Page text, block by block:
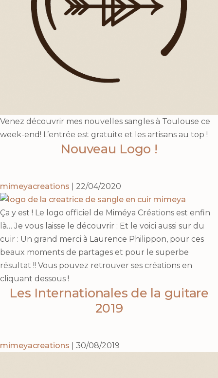
Venez découvrir mes nouvelles sangles à Toulouse ce
week-end! L’entrée est gratuite et les artisans au top !
Nouveau Logo !
mimeyacreations 22/04/2020
Ça y est ! Le logo officiel de Miméya Créations est enfin
là… Je vous laisse le découvrir : Et le voici aussi sur du
cuir : Un grand merci à Laurence Philippon, pour ces
beaux moments de partages et pour le superbe
résultat !! Vous pouvez retrouver ses créations en
cliquant dessous !
Les Internationales de la guitare
2019
mimeyacreations 30/08/2019